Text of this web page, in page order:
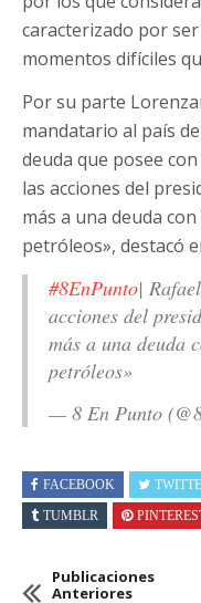
caracterizado por
momentos difíciles
Por su parte
mandatario al país
deuda que posee
las acciones del
más a una deuda
petróleos», destacó
#8EnPunto|
acciones del
más a una deuda
petróleos»
— 8 En Punto
FACEBOOK
TUMBLR
Publicaciones
Anteriores